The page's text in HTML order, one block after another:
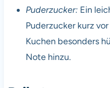
Puderzucker: Ein
Puderzucker kurz
Kuchen besonders
Note hinzu.